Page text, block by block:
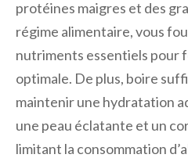
protéines maigres et des
régime alimentaire, vous
nutriments essentiels pour
optimale. De plus, boire
maintenir une hydratation
une peau éclatante et un
limitant la consommation